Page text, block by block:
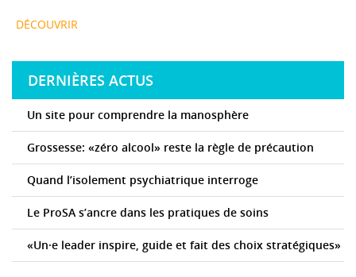
DÉCOUVRIR
DERNIÈRES ACTUS
Un site pour comprendre la manosphère
Grossesse: «zéro alcool» reste la règle de précaution
Quand l’isolement psychiatrique interroge
Le ProSA s’ancre dans les pratiques de soins
«Un·e leader inspire, guide et fait des choix stratégiques»